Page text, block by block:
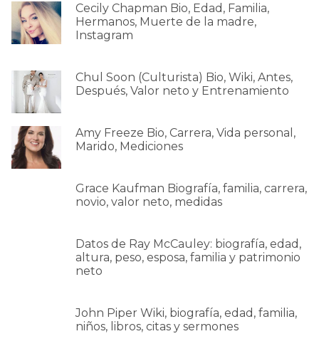
Cecily Chapman Bio, Edad, Familia,
Hermanos, Muerte de la madre,
Instagram
Chul Soon (Culturista) Bio, Wiki, Antes,
Después, Valor neto y Entrenamiento
Amy Freeze Bio, Carrera, Vida personal,
Marido, Mediciones
Grace Kaufman Biografía, familia, carrera,
novio, valor neto, medidas
Datos de Ray McCauley: biografía, edad,
altura, peso, esposa, familia y patrimonio
neto
John Piper Wiki, biografía, edad, familia,
niños, libros, citas y sermones